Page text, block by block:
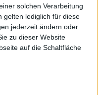
solchen Verarbeitung
gelten lediglich für diese
jederzeit ändern oder
zu dieser Website
auf die Schaltfläche